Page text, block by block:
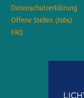
Datenschutzerklärung
Offene Stellen (Jobs)
FAQ